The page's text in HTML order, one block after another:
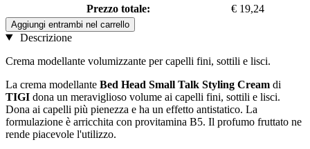
Prezzo totale:
€ 19,24
Aggiungi entrambi nel carrello
Descrizione
Crema modellante volumizzante per capelli fini, sottili e lisci.
La crema modellante Bed Head Small Talk Styling Cream di
TIGI dona un meraviglioso volume ai capelli fini, sottili e lisci.
Dona ai capelli più pienezza e ha un effetto antistatico. La
formulazione è arricchita con provitamina B5. Il profumo fruttato ne
rende piacevole l'utilizzo.